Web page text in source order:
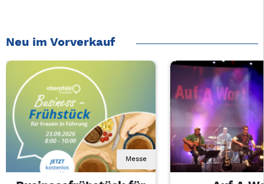
Neu im Vorverkauf
Messe